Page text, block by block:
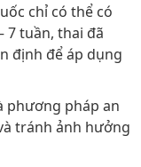
chỉ có thể có
7 tuần, thai đã
định để áp dụng
phương pháp an
tránh ảnh hưởng